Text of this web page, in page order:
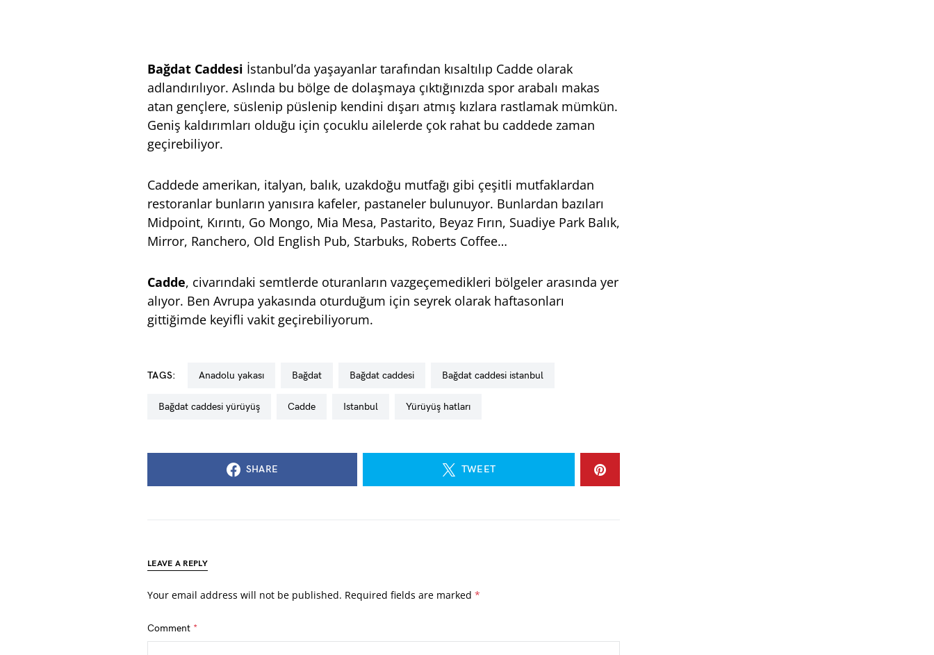
Bağdat Caddesi İstanbul’da yaşayanlar tarafından kısaltılıp Cadde olarak
adlandırılıyor. Aslında bu bölge de dolaşmaya çıktığınızda spor arabalı makas
atan gençlere, süslenip püslenip kendini dışarı atmış kızlara rastlamak mümkün.
Geniş kaldırımları olduğu için çocuklu ailelerde çok rahat bu caddede zaman
geçirebiliyor.
Caddede amerikan, italyan, balık, uzakdoğu mutfağı gibi çeşitli mutfaklardan
restoranlar bunların yanısıra kafeler, pastaneler bulunuyor. Bunlardan bazıları
Midpoint, Kırıntı, Go Mongo, Mia Mesa, Pastarito, Beyaz Fırın, Suadiye Park Balık,
Mirror, Ranchero, Old English Pub, Starbuks, Roberts Coffee…
Cadde, civarındaki semtlerde oturanların vazgeçemedikleri bölgeler arasında yer
alıyor. Ben Avrupa yakasında oturduğum için seyrek olarak haftasonları
gittiğimde keyifli vakit geçirebiliyorum.
TAGS: anadolu yakası bağdat bağdat caddesi bağdat caddesi istanbul
bağdat caddesi yürüyüş cadde istanbul yürüyüş hatları
SHARE TWEET
LEAVE A REPLY
Your email address will not be published. Required fields are marked *
Comment *